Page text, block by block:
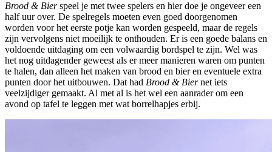
Brood & Bierspeel je met twee spelers en hier doe je ongeveer een
half uur over. De spelregels moeten even goed doorgenomen
worden voor het eerste potje kan worden gespeeld, maar de regels
zijn vervolgens niet moeilijk te onthouden. Er is een goede balans en
voldoende uitdaging om een volwaardig bordspel te zijn. Wel was
het nog uitdagender geweest als er meer manieren waren om punten
te halen, dan alleen het maken van brood en bier en eventuele extra
punten door het uitbouwen. Dat had Brood & Biernet iets
veelzijdiger gemaakt. Al met al is het wel een aanrader om een
avond op tafel te leggen met wat borrelhapjes erbij.